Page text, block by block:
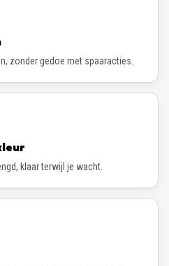
zonder gedoe met spaaracties.
klaar terwijl je wacht.